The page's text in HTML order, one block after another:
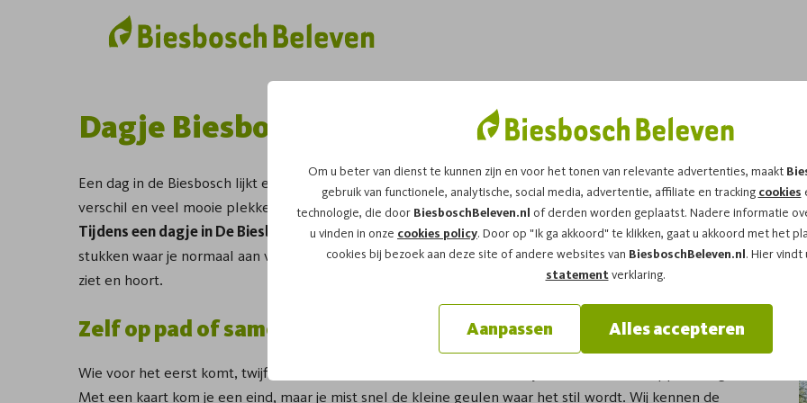
Om u beter van dienst te kunnen zijn en voor het tonen van relevante advertenties, maakt
gebruik van functionele, analytische, social media, advertentie, affiliate en tracking cookies
technologie, die door BiesboschBeleven.nl of derden worden geplaatst. Nadere informatie
u vinden in onze cookies policy. Door op "Ik ga akkoord" te klikken, gaat u akkoord met het
cookies bij bezoek aan deze site of andere websites van BiesboschBeleven.nl. Hier vindt
statementverklaring.
Aanpassen Alles accepteren
Dagje Biesbosch met gids in Drimmelen
Een dag in de Biesbosch lijkt eenvoudig, tot je zelf het water op gaat. Kreken lopen dood, getij maakt
verschil en veel mooie plekken liggen net buiten de hoofdroute.
Tijdens een dagje in De Biesbosch met een gids van Staatsbosbeheer nemen wij je mee langs rustige
stukken waar je normaal aan voorbij vaart. Je hoeft niets uit te zoeken en kunt je aandacht richten op wat je
ziet en hoort.
Zelf op pad of samen met iemand die het gebied kent
Wie voor het eerst komt, twijfelt vaak tussen zelf varen of aansluiten bij een tocht. Dat snappen we goed.
Met een kaart kom je een eind, maar je mist snel de kleine geulen waar het stil wordt. Wij kennen de